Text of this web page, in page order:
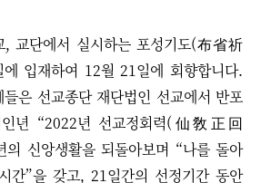
, 교단에서 실시하는 포성기도(布省祈
입재하여 12월 21일에 회향합니다.
은 선교종단 재단법인 선교에서 반포
년 “2022년 선교정회력(仙敎正回
신앙생활을 되돌아보며 “나를 돌아
간”을 갖고, 21일간의 선정기간 동안